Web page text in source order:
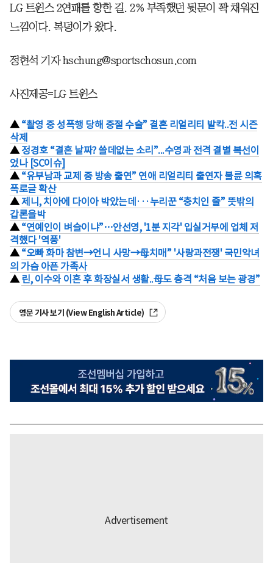
LG 트윈스 2연패를 향한 길. 2% 부족했던 뒷문이 꽉 채워진
느낌이다. 복덩이가 왔다.
정현석 기자 hschung@sportschosun.com
사진제공=LG 트윈스
▲ “촬영 중 성폭행 당해 중절 수술” 결혼 리얼리티 발칵..전 시즌
삭제
▲ 정경호 “결혼 날짜? 쓸데없는 소리”...수영과 전격 결별 복선이
었나 [SC이슈]
▲ “유부남과 교제 중 방송 출연” 연애 리얼리티 출연자 불륜 의혹
폭로글 확산
▲제니, 치아에 다이아 박았는데···누리꾼 “충치인 줄” 뜻밖의
갑론을박
▲ “연예인이 벼슬이냐”…안선영, '1분 지각' 입실거부에 업체 저
격했다 '역풍'
▲ “오빠 화마 참변→언니 사망→母치매” '사랑과전쟁' 국민악녀
의 가슴 아픈 가족사
▲ 린, 이수와 이혼 후 화장실서 생활..母도 충격 “처음 보는 광경”
영문 기사 보기 (View English Article)